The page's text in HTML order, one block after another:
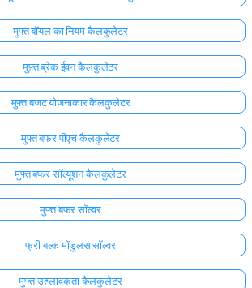
मुफ्त बॉयल का नियम कैलकुलेटर
मुफ़्त ब्रेक ईवन कैलकुलेटर
मुफ्त बजट योजनाकार कैलकुलेटर
मुफ्त बफर पीएच कैलकुलेटर
मुफ्त बफर सॉल्यूशन कैलकुलेटर
मुफ्त बफर सॉल्वर
फ्री बल्क मॉडुलस सॉल्वर
मुफ्त उत्प्लावकता कैलकुलेटर